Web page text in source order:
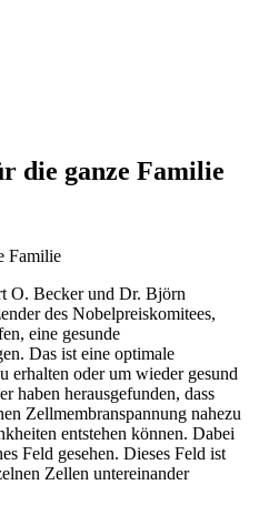
die ganze Familie
O. Becker und Dr. Björn
des Nobelpreiskomitees,
eine gesunde
Das ist eine optimale
erhalten oder um wieder gesund
haben herausgefunden, dass
Zellmembranspannung nahezu
entstehen können. Dabei
Feld gesehen. Dieses Feld ist
Zellen untereinander